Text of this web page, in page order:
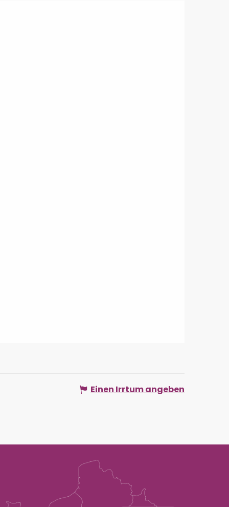
Einen Irrtum angeben